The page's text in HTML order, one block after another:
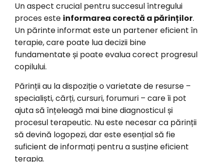
Un aspect crucial pentru succesul întregului
proces este informarea corectă a părinților.
Un părinte informat este un partener eficient în
terapie, care poate lua decizii bine
fundamentate și poate evalua corect progresul
copilului.
Părinții au la dispoziție o varietate de resurse –
specialiști, cărți, cursuri, forumuri – care îi pot
ajuta să înțeleagă mai bine diagnosticul și
procesul terapeutic. Nu este necesar ca părinții
să devină logopezi, dar este esențial să fie
suficient de informați pentru a susține eficient
terapia.